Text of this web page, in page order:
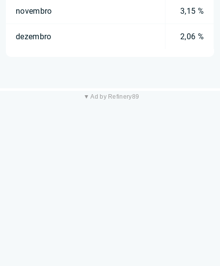
novembro 3,15 %
dezembro 2,06 %
▼ Ad by Refinery89